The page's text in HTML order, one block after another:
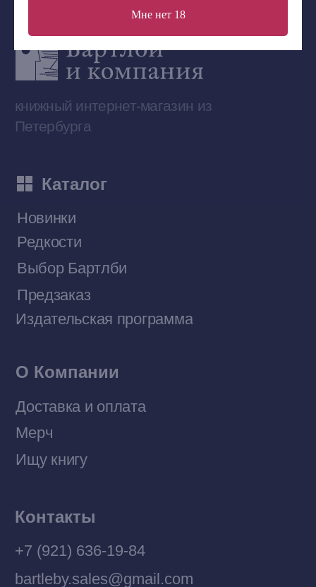
Мне нет 18
Договор оферты
© 2026 Все права защищены
Приобрести книги на Ozon
Наши книги на «Авито»